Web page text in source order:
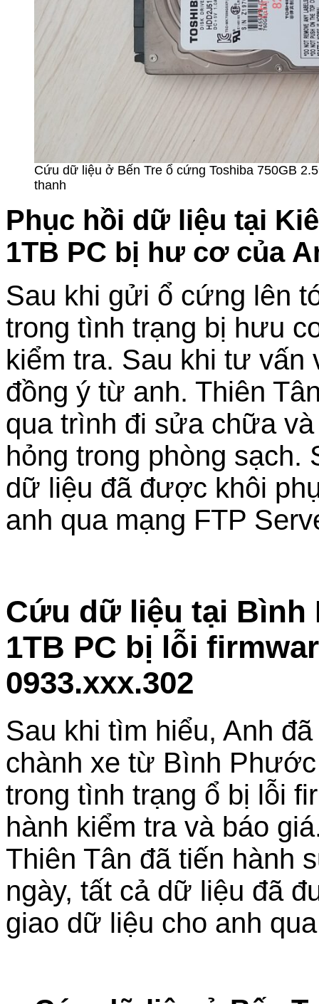
Cứu dữ liệu ở Bến Tre ổ cứng Toshiba 750GB
thanh
Phục hồi dữ liệu tại
1TB PC bị hư cơ của
Sau khi gửi ổ cứng lên
trong tình trạng bị hưu
kiểm tra. Sau khi tư
đồng ý từ anh. Thiên
qua trình đi sửa chữa
hỏng trong phòng sạch.
dữ liệu đã được khôi
anh qua mạng FTP
Cứu dữ liệu tại Bình
1TB PC bị lỗi
0933.xxx.302
Sau khi tìm hiểu, Anh
chành xe từ Bình
trong tình trạng ổ bị lỗi
hành kiểm tra và báo
Thiên Tân đã tiến hành
ngày, tất cả dữ liệu đã
giao dữ liệu cho anh